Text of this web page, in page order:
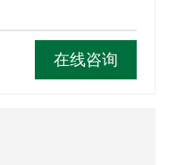
在线咨询